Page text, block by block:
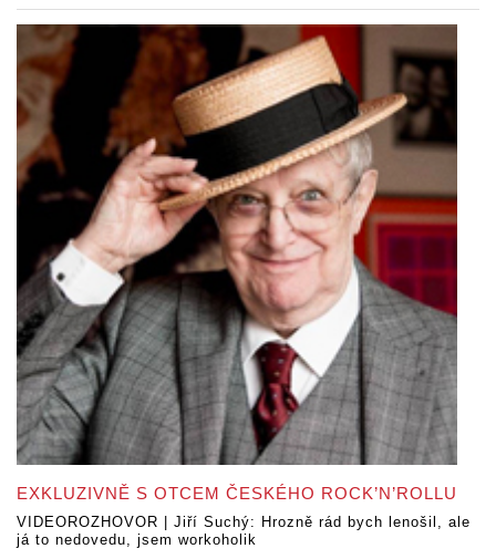
EXKLUZIVNĚ S OTCEM ČESKÉHO ROCK’N’ROLLU
VIDEOROZHOVOR | Jiří Suchý: Hrozně rád bych lenošil, ale
já to nedovedu, jsem workoholik